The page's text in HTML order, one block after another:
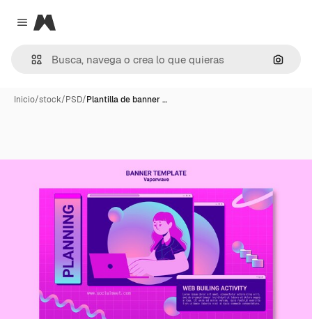
Close menu
Magnific
Inicio/stock/PSD/Plantilla de banner …